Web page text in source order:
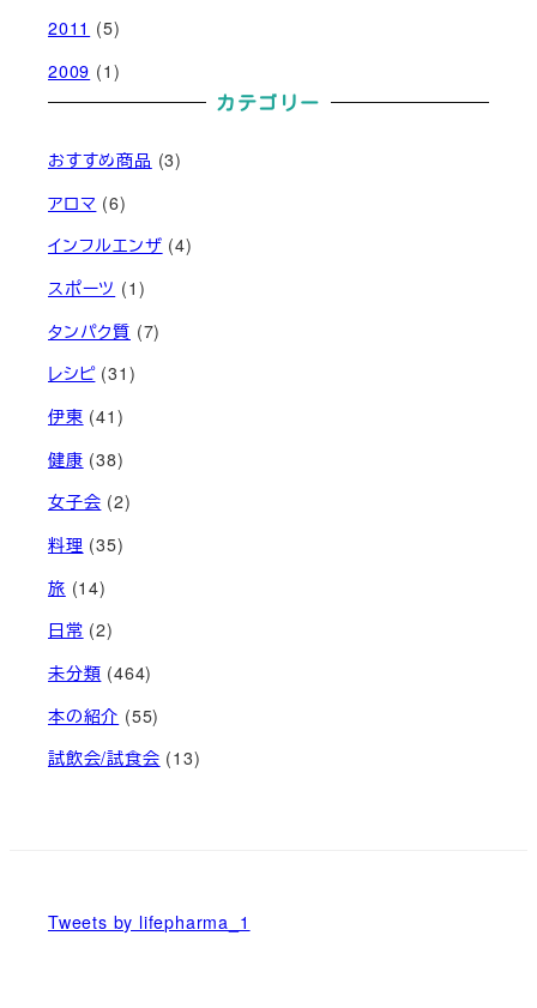
2011 (5)
2009 (1)
カテゴリー
おすすめ商品 (3)
アロマ (6)
インフルエンザ (4)
スポーツ (1)
タンパク質 (7)
レシピ(31)
伊東 (41)
健康 (38)
女子会 (2)
料理 (35)
旅 (14)
日常 (2)
未分類 (464)
本の紹介 (55)
試飲会/試食会 (13)
Tweets by lifepharma_1